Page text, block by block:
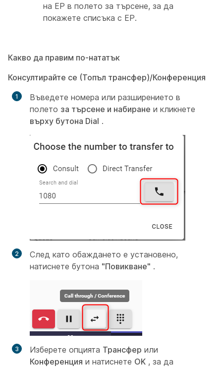
на EP в полето за търсене, за да
покажете списъка с EP.
Какво да правим по-нататък
Консултирайте се (Топъл трансфер)/Конференция
Въведете номера или разширението в
полето за търсене и набиране и кликнете
върху бутона Dial .
След като обаждането е установено,
натиснете бутона "Повикване" .
Изберете опцията Трансфер или
Конференция и натиснете OK , за да